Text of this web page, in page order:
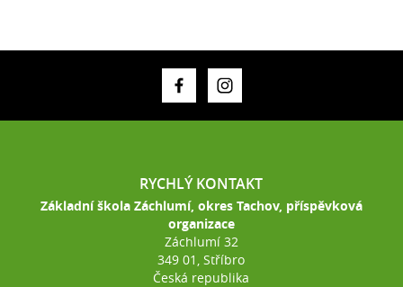
RYCHLÝ KONTAKT
Základní škola Záchlumí, okres Tachov, příspěvková
organizace
Záchlumí 32
349 01, Stříbro
Česká republika